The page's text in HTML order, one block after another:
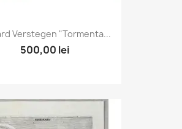
Verstegen "Tormenta...
500,00 lei